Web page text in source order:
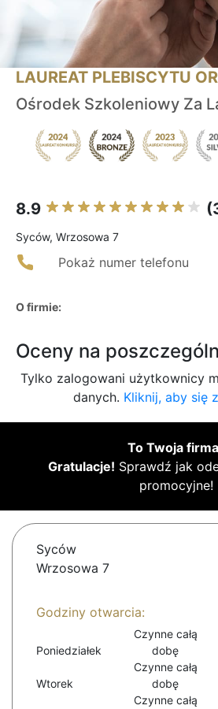
LAUREAT PLEBISCYTU
Ośrodek Szkoleniowy Za
8.9
Syców, Wrzosowa 7
Pokaż numer telefonu
O firmie:
Oceny na
Tylko zalogowani użytkownicy
danych. Kliknij, aby się
To Twoja firma
Gratulacje! Sprawdź jak
promocyjne!
Syców
Wrzosowa 7
Godziny otwarcia:
Poniedziałek
Czynne całą
dobę
Wtorek
Czynne całą
dobę
Czynne całą